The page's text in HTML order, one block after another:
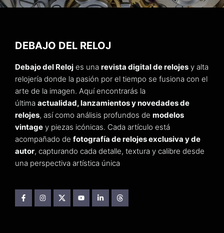
DEBAJO DEL RELOJ
Debajo del Reloj es una revista digital de relojes y alta
relojería donde la pasión por el tiempo se fusiona con el
arte de la imagen. Aquí encontrarás la
última actualidad, lanzamientos y novedades de
relojes, así como análisis profundos de modelos
vintage y piezas icónicas. Cada artículo está
acompañado de fotografía de relojes exclusiva y de
autor, capturando cada detalle, textura y calibre desde
una perspectiva artística única